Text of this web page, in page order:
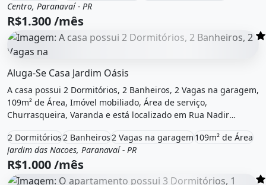
Aluguel
Apartamento
Centro, Paranavaí - PR
R$1.300 /mês
Aluga-Se Casa Jardim Oásis
A casa possui 2 Dormitórios, 2 Banheiros, 2 Vagas na garagem,
109m² de Área, Imóvel mobiliado, Área de serviço,
Churrasqueira, Varanda e está localizado em Rua Nadir
2 Dormitórios2 Banheiros2 Vagas na garagem 109m² de Área
Aluguel
Casa
Jardim das Nacoes, Paranavaí - PR
R$1.000 /mês